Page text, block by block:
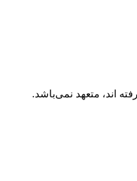
اند، متعهد نمی‌باشد.